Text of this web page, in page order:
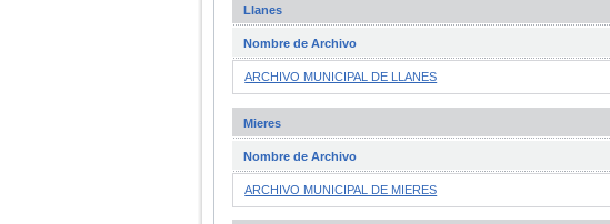
Llanes
Nombre de Archivo
ARCHIVO MUNICIPAL DE LLANES
Mieres
Nombre de Archivo
ARCHIVO MUNICIPAL DE MIERES